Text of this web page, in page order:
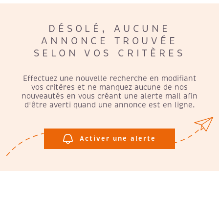
AVIS
DÉSOLÉ, AUCUNE
ANNONCE TROUVÉE
SELON VOS CRITÈRES
Effectuez une nouvelle recherche en modifiant
vos critères et ne manquez aucune de nos
nouveautés en vous créant une alerte mail afin
d'être averti quand une annonce est en ligne.
Activer une alerte
RÉFÉRENCE
DU
BIEN
EXTÉRIEUR
Terrasse
Balcon
Loggia
Jardin
RECHERCHER